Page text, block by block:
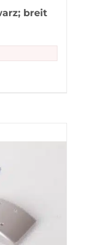
breit